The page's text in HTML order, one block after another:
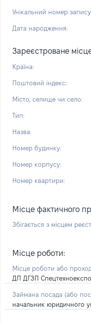
Унікальний номер
Дата народження:
Зареєстроване
Країна:
Поштовий індекс:
Місто, селище чи село:
Тип:
Назва:
Номер будинку:
Номер корпусу:
Номер квартири:
Місце фактичного
Збігається з місцем
Місце роботи:
Місце роботи або
ДП ДГЗП
Займана посада (або
начальник юридичного